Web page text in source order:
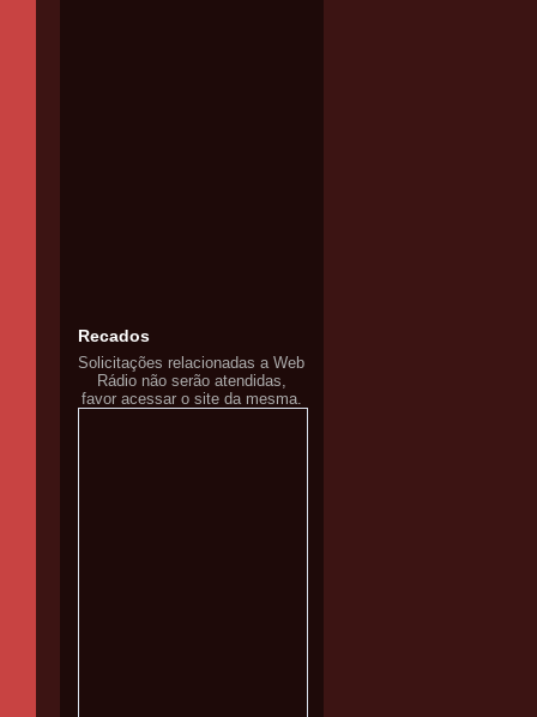
Recados
Solicitações relacionadas a Web
Rádio não serão atendidas,
favor acessar o site da mesma.